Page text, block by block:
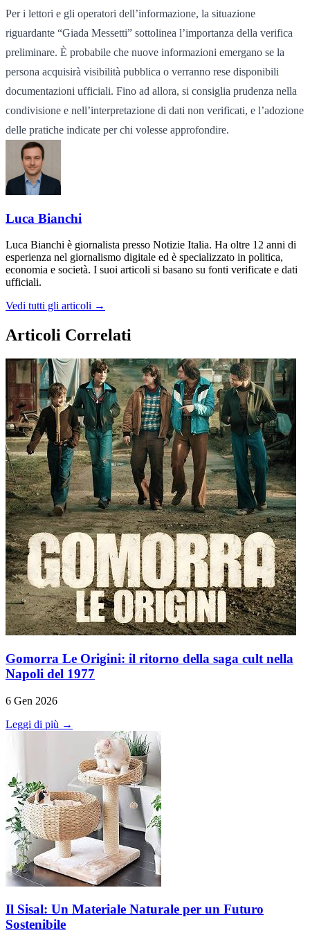
Per i lettori e gli operatori dell’informazione, la situazione
riguardante “Giada Messetti” sottolinea l’importanza della verifica
preliminare. È probabile che nuove informazioni emergano se la
persona acquisirà visibilità pubblica o verranno rese disponibili
documentazioni ufficiali. Fino ad allora, si consiglia prudenza nella
condivisione e nell’interpretazione di dati non verificati, e l’adozione
delle pratiche indicate per chi volesse approfondire.
Luca Bianchi
Luca Bianchi è giornalista presso Notizie Italia. Ha oltre 12 anni di
esperienza nel giornalismo digitale ed è specializzato in politica,
economia e società. I suoi articoli si basano su fonti verificate e dati
ufficiali.
Vedi tutti gli articoli →
Articoli Correlati
Gomorra Le Origini: il ritorno della saga cult nella
Napoli del 1977
6 Gen 2026
Leggi di più →
Il Sisal: Un Materiale Naturale per un Futuro
Sostenibile